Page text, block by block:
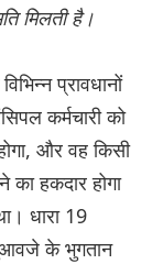
मिलती है।
प्रावधानों
कर्मचारी को
और वह किसी
का हकदार होगा
धारा 19
मुआवजे के भुगतान